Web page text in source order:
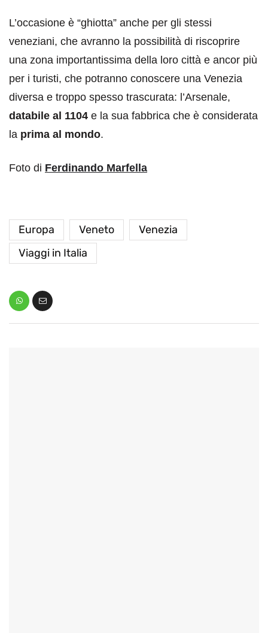
L’occasione è “ghiotta” anche per gli stessi
veneziani, che avranno la possibilità di riscoprire
una zona importantissima della loro città e ancor più
per i turisti, che potranno conoscere una Venezia
diversa e troppo spesso trascurata: l’Arsenale,
databile al 1104 e la sua fabbrica che è considerata
la prima al mondo.
Foto di Ferdinando Marfella
Europa Veneto
Venezia
Viaggi in Italia